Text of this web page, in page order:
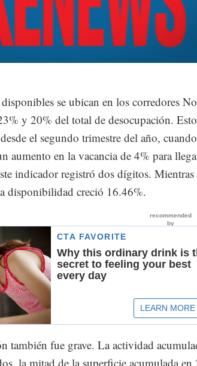
se ubican en los corredores
y 20% del total de desocupación.
el segundo trimestre del año,
aumento en la vacancia de 4% para
indicador registró dos dígitos. Mientras
disponibilidad creció 16.46%.
también fue grave. La actividad
la mitad de la superficie acumulada en